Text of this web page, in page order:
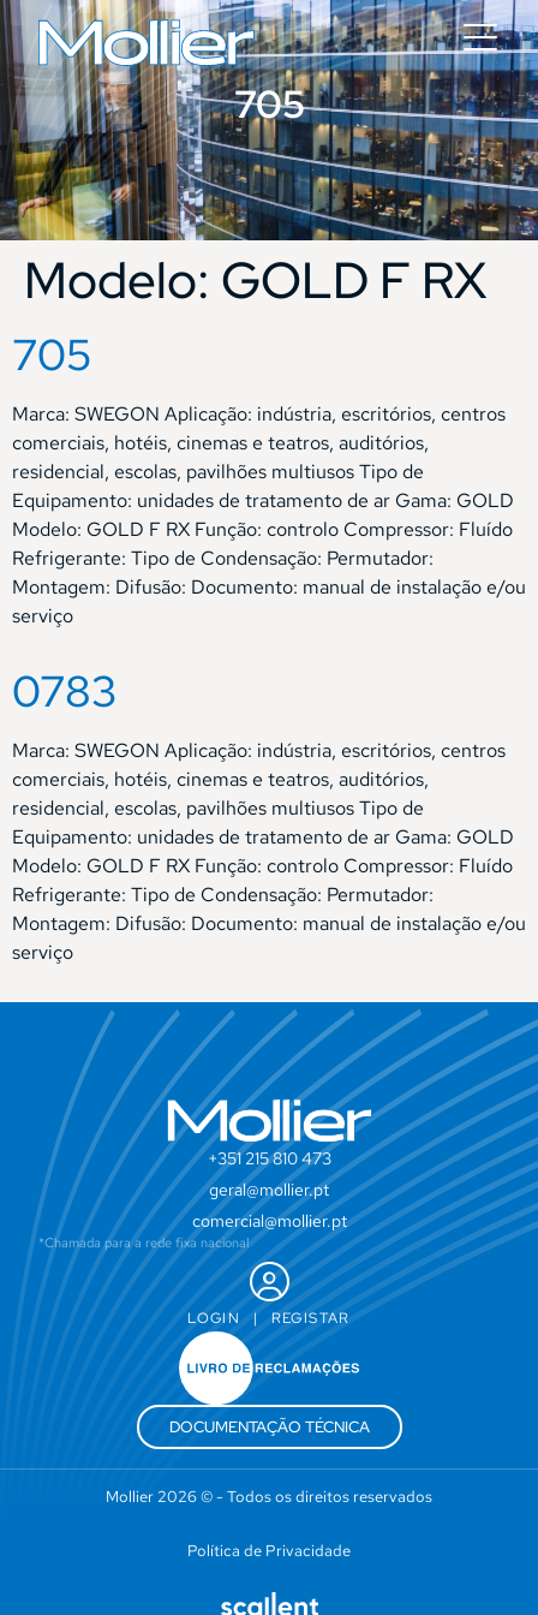
705
Modelo: GOLD F RX
705
Marca: SWEGON Aplicação: indústria, escritórios, centros
comerciais, hotéis, cinemas e teatros, auditórios,
residencial, escolas, pavilhões multiusos Tipo de
Equipamento: unidades de tratamento de ar Gama: GOLD
Modelo: GOLD F RX Função: controlo Compressor: Fluído
Refrigerante: Tipo de Condensação: Permutador:
Montagem: Difusão: Documento: manual de instalação e/ou
serviço
0783
Marca: SWEGON Aplicação: indústria, escritórios, centros
comerciais, hotéis, cinemas e teatros, auditórios,
residencial, escolas, pavilhões multiusos Tipo de
Equipamento: unidades de tratamento de ar Gama: GOLD
Modelo: GOLD F RX Função: controlo Compressor: Fluído
Refrigerante: Tipo de Condensação: Permutador:
Montagem: Difusão: Documento: manual de instalação e/ou
serviço
+351 215 810 473
geral@mollier.pt
comercial@mollier.pt
*Chamada para a rede fixa nacional
LOGIN | REGISTAR
DOCUMENTAÇÃO TÉCNICA
Mollier 2026 © - Todos os direitos reservados
Política de Privacidade